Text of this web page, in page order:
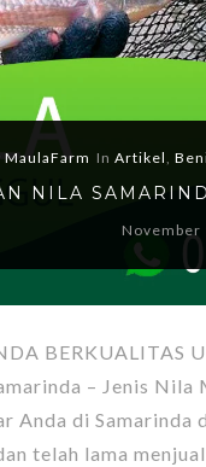
MaulaFarm InArtikel,
NILA
November
BERKUALITAS
– Jenis
Anda di
telah lama